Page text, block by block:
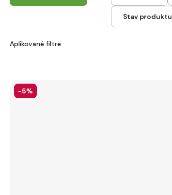
Stav produktu
Aplikované filtre:
-5%